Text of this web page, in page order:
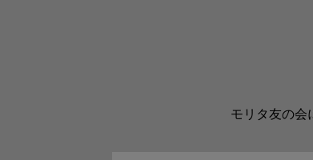
モリタ友の会